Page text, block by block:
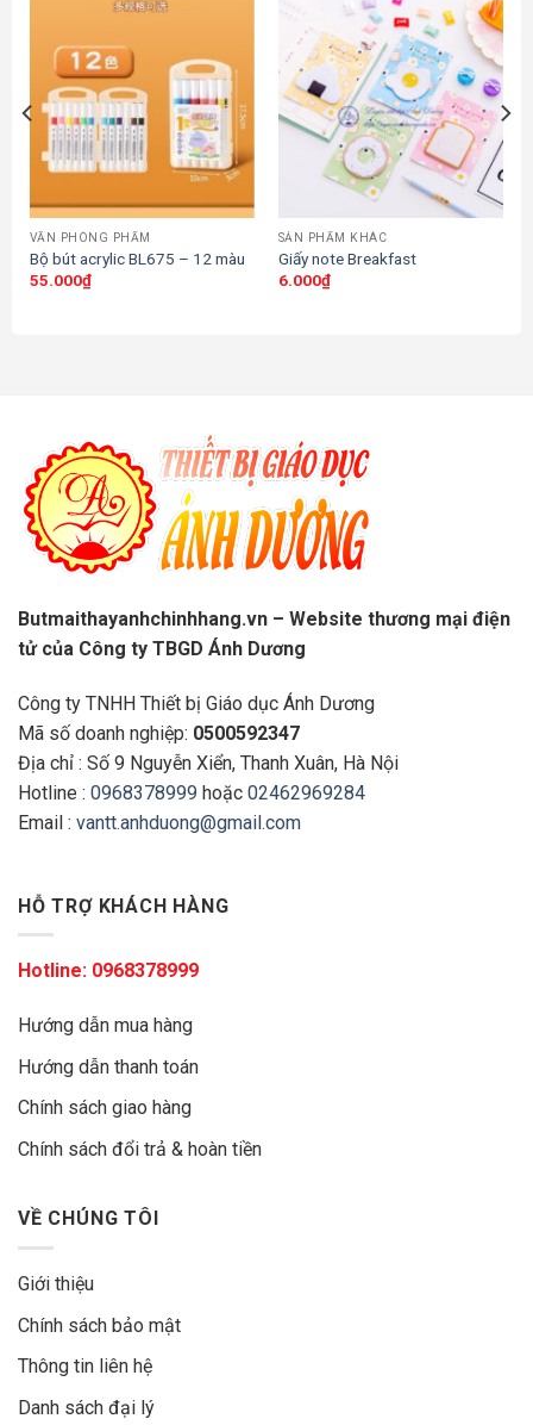
VĂN PHÒNG PHẨM
Bộ bút acrylic BL675 – 12 màu
55.000₫
SẢN PHẨM KHÁC
Giấy note Breakfast
6.000₫
Butmaithayanhchinhhang.vn – Website thương mại điện
tử của Công ty TBGD Ánh Dương
Công ty TNHH Thiết bị Giáo dục Ánh Dương
Mã số doanh nghiệp: 0500592347
Địa chỉ : Số 9 Nguyễn Xiển, Thanh Xuân, Hà Nội
Hotline : 0968378999 hoặc 02462969284
Email : vantt.anhduong@gmail.com
HỖ TRỢ KHÁCH HÀNG
Hotline: 0968378999
Hướng dẫn mua hàng
Hướng dẫn thanh toán
Chính sách giao hàng
Chính sách đổi trả & hoàn tiền
VỀ CHÚNG TÔI
Giới thiệu
Chính sách bảo mật
Thông tin liên hệ
Danh sách đại lý